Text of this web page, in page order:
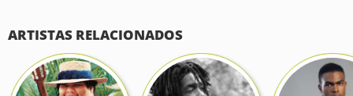
ARTISTAS RELACIONADOS